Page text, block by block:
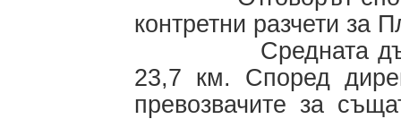
контретни разчети за
Средната
23,7 км. Според
превозвачите за